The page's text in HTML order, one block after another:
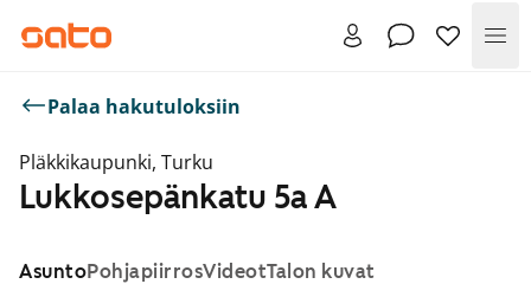
Palaa hakutuloksiin
Pläkkikaupunki, Turku
Lukkosepänkatu 5a A
AsuntoPohjapiirrosVideotTalon kuvat